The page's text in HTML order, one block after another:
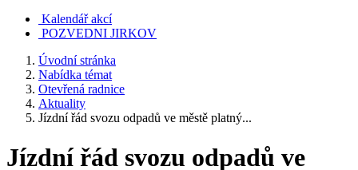
Kalendář akcí
POZVEDNI JIRKOV
Úvodní stránka
Nabídka témat
Otevřená radnice
Aktuality
Jízdní řád svozu odpadů ve městě platný...
Jízdní řád svozu odpadů ve